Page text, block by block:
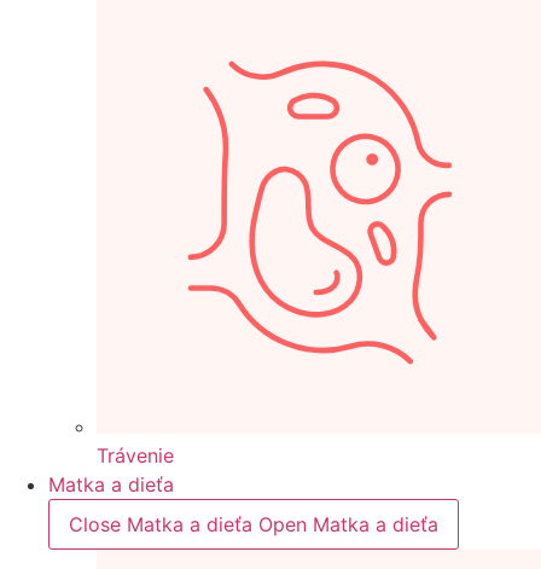
Trávenie
Matka a dieťa
Close Matka a dieťa Open Matka a dieťa